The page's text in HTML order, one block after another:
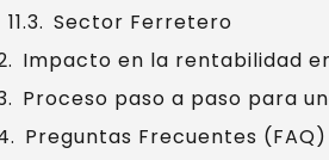
Sector Ferretero
Impacto en la rentabilidad
Proceso paso a paso para
Preguntas Frecuentes (FAQ)